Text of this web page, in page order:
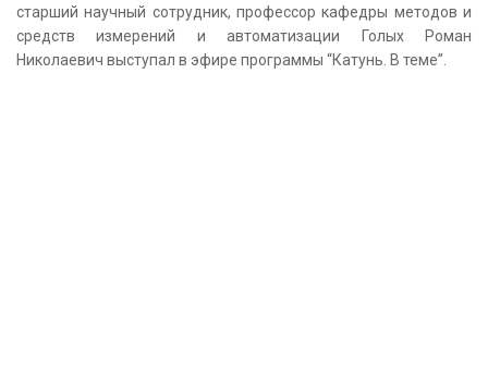
старший научный сотрудник, профессор кафедры методов и
средств измерений и автоматизации Голых Роман
Николаевич выступал в эфире программы “Катунь. В теме”.